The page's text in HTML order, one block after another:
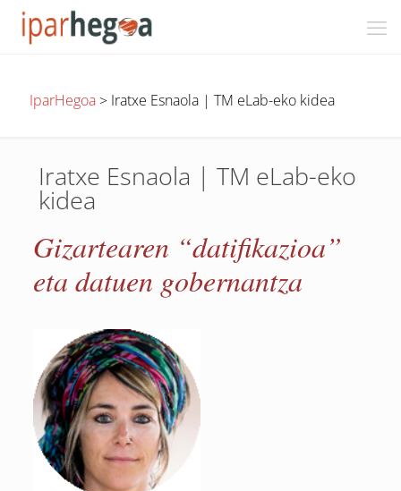
IparHegoa> Iratxe Esnaola | TM eLab-eko kidea
Iratxe Esnaola | TM eLab-eko
kidea
Gizartearen “datifikazioa”
eta datuen gobernantza